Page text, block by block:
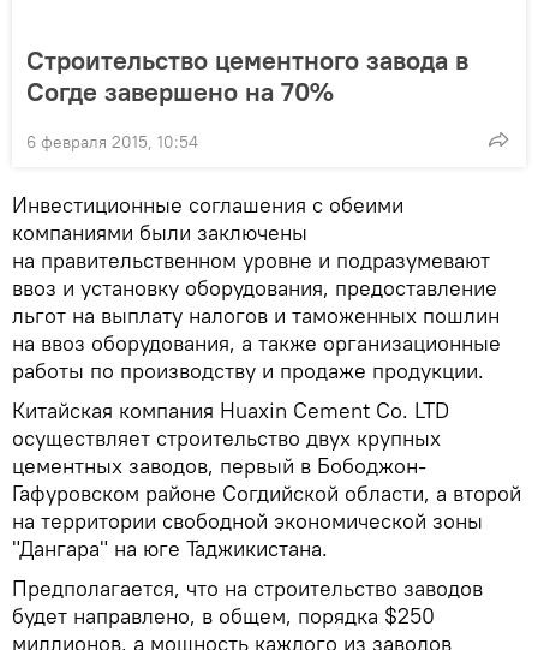
Строительство цементного завода в
Согде завершено на 70%
6 февраля 2015, 10:54
Инвестиционные соглашения с обеими
компаниями были заключены
на правительственном уровне и подразумевают
ввоз и установку оборудования, предоставление
льгот на выплату налогов и таможенных пошлин
на ввоз оборудования, а также организационные
работы по производству и продаже продукции.
Китайская компания Huaxin Cement Co. LTD
осуществляет строительство двух крупных
цементных заводов, первый в Бободжон-
Гафуровском районе Согдийской области, а второй
на территории свободной экономической зоны
"Дангара" на юге Таджикистана.
Предполагается, что на строительство заводов
будет направлено, в общем, порядка $250
миллионов, а мощность каждого из заводов